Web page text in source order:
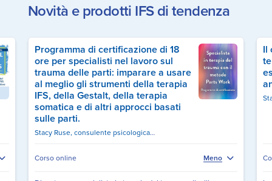
Novità e prodotti IFS di tendenza
Programma di certificazione di 18
ore per specialisti nel lavoro sul
trauma delle parti: imparare a usare
al meglio gli strumenti della terapia
IFS, della Gestalt, della terapia
somatica e di altri approcci basati
sulle parti.
Stacy Ruse, consulente psicologica certificata, istruttrice di yoga registrata E-RYT-500
Corso online Meno
Il